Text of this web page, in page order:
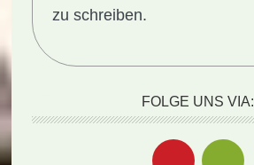
zu schreiben.
FOLGE UNS VIA: